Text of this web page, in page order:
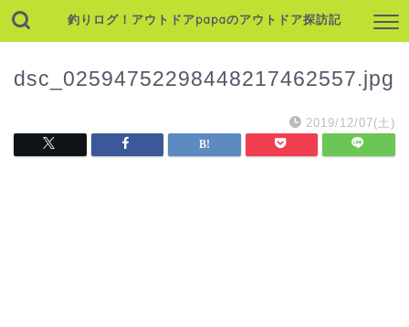
釣りログ！アウトドアpapaのアウトドア探訪記
dsc_02594752298448217462557.jpg
2019/12/07(土)